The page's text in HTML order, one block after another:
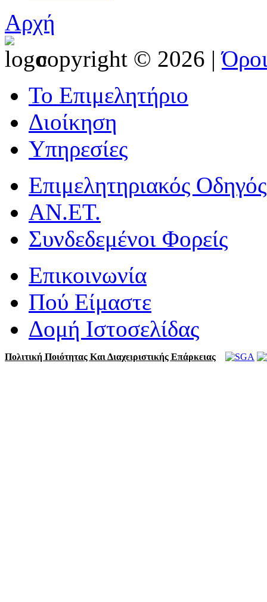
Αρχή
copyright © 2026 |
Το Επιμελητήριο
Διοίκηση
Υπηρεσίες
Επιμελητηριακός Οδηγός
ΑΝ.ΕΤ.
Συνδεδεμένοι Φορείς
Επικοινωνία
Πού Είμαστε
Δομή Ιστοσελίδας
Πολιτική Ποιότητας Και Διαχειριστικής Επάρκειας